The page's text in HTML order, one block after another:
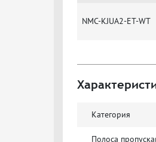
NMC-KJUA2-ET-WT
Категория
Полоса